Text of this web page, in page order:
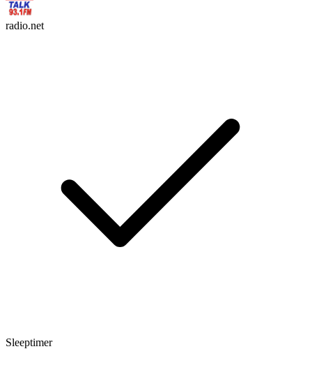
radio.net
Sleeptimer